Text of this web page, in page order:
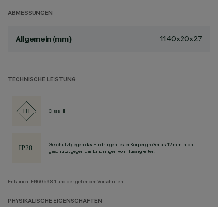
ABMESSUNGEN
Allgemein (mm) 1140x20x27
TECHNISCHE LEISTUNG
Class III
Geschützt gegen das Eindringen fester Körper größer als 12 mm, nicht
geschützt gegen das Eindringen von Flüssigkeiten.
Entspricht EN60598-1 und den geltenden Vorschriften.
PHYSIKALISCHE EIGENSCHAFTEN